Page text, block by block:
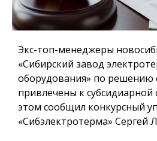
Экс-топ-менеджеры
«Сибирский завод
оборудования» по решению
привлечены к субсидиарной
этом сообщил конкурсный
«Сибэлектротерма» Сергей